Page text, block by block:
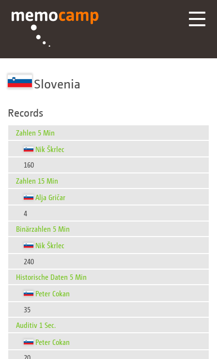
Slovenia
Records
Zahlen 5 Min
Nik Škrlec
160
Zahlen 15 Min
Alja Gričar
4
Binärzahlen 5 Min
Nik Škrlec
240
Historische Daten 5 Min
Peter Cokan
35
Auditiv 1 Sec.
Peter Cokan